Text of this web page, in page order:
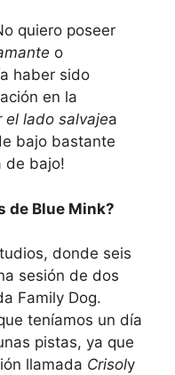
quiero poseer
o
haber sido
en la
el lado salvajea
bajo bastante
de bajo!
de Blue Mink?
donde seis
sesión de dos
Family Dog.
teníamos un día
pistas, ya que
llamada Crisoly